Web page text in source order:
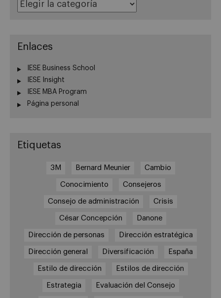
Enlaces
IESE Business School
IESE Insight
IESE MBA Program
Página personal
Etiquetas
3M Bernard Meunier Cambio
Conocimiento Consejeros
Consejo de administración Crisis
César Concepción Danone
Dirección de personas Dirección estratégica
Dirección general Diversificación España
Estilo de dirección Estilos de dirección
Estrategia Evaluación del Consejo